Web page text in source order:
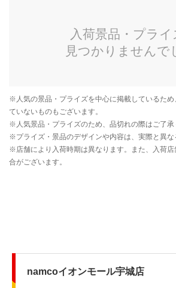
namcoイオンモール宇城店